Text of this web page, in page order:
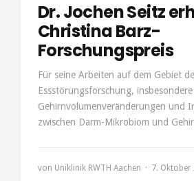
Dr. Jochen Seitz
Christina Barz-
Forschungspreis
Für seine Arbeiten auf dem Gebiet
Essstörungsforschung,
Gehirnvolumenveränderungen und
zwischen Darm-Mikrobiom und
von Uniklinik RWTH Aachen 7. Oktober